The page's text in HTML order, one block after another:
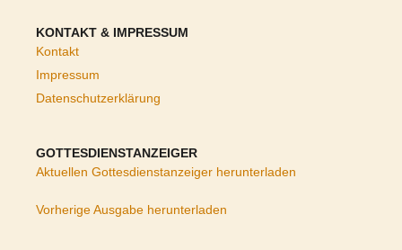
KONTAKT & IMPRESSUM
Kontakt
Impressum
Datenschutzerklärung
GOTTESDIENSTANZEIGER
Aktuellen Gottesdienstanzeiger herunterladen
Vorherige Ausgabe herunterladen